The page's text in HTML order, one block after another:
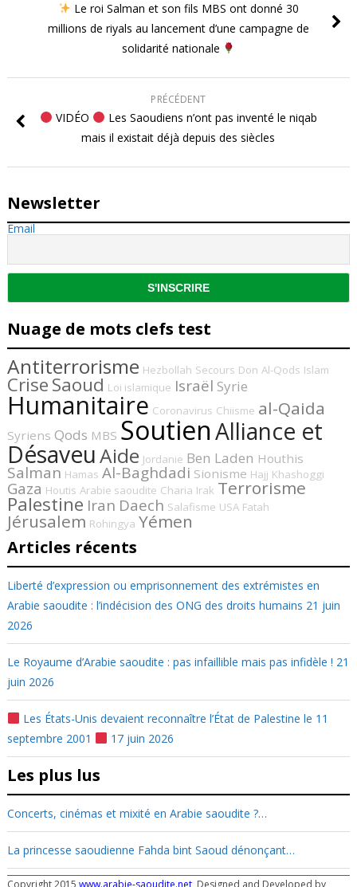
Le roi Salman et son fils MBS ont donné 30
millions de riyals au lancement d’une campagne de
solidarité nationale
PRÉCÉDENT
VIDÉO
Les Saoudiens n’ont pas inventé le niqab
mais il existait déjà depuis des siècles
Newsletter
Email
Nuage de mots clefs test
Antiterrorisme Hezbollah Secours Don Al-Qods Islam
CriseSaoud Loi islamique Israël Syrie
Humanitaire Coronavirus Chiisme al-Qaida
Syriens Qods MBS SoutienAlliance et
DésaveuAide Jordanie Ben Laden Houthis
Salman Hamas Al-Baghdadi Sionisme Hajj Khashoggi
Gaza Houtis Arabie saoudite Charia Irak Terrorisme
Palestine Iran Daech Salafisme USA Fatah
Jérusalem Rohingya Yémen
Articles récents
Liberté d’expression ou emprisonnement des extrémistes en
Arabie saoudite : l’indécision des ONG des droits humains 21 juin
2026
Le Royaume d’Arabie saoudite : pas infaillible mais pas infidèle ! 21
juin 2026
Les États-Unis devaient reconnaître l’État de Palestine le 11
septembre 2001
17 juin 2026
Les plus lus
Concerts, cinémas et mixité en Arabie saoudite ?…
La princesse saoudienne Fahda bint Saoud dénonçant…